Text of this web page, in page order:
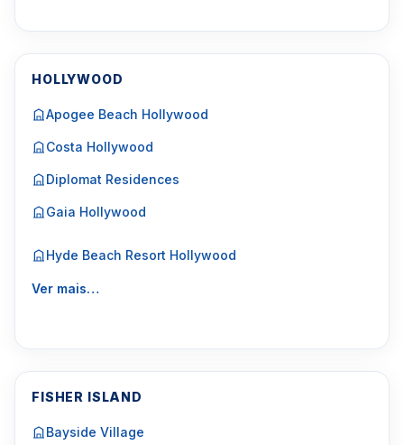
HOLLYWOOD
Apogee Beach Hollywood
Costa Hollywood
Diplomat Residences
Gaia Hollywood
Hyde Beach Resort Hollywood
Ver mais…
FISHER ISLAND
Bayside Village